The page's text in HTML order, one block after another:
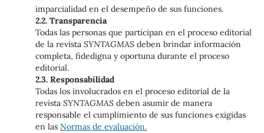
imparcialidad en el desempeño de sus funciones.
2.2. Transparencia
Todas las personas que participan en el proceso editorial
de la revista SYNTAGMASdeben brindar información
completa, fidedigna y oportuna durante el proceso
editorial.
2.3. Responsabilidad
Todas los involucrados en el proceso editorial de la
revista SYNTAGMASdeben asumir de manera
responsable el cumplimiento de sus funciones exigidas
en las Normas de evaluación.